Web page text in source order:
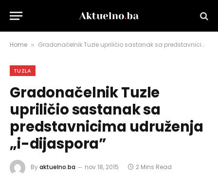
Home » Gradonačelnik Tuzle upriličio sastanak sa predstavnicima udruženja „i-dijaspora”
TUZLA
Gradonačelnik Tuzle
upriličio sastanak sa
predstavnicima udruženja
„i-dijaspora”
Byaktuelno.ba nov 18, 2015 2 Mins Read